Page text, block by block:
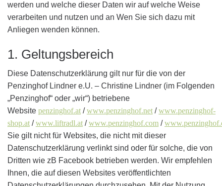
werden und welche dieser Daten wir auf welche Weise
verarbeiten und nutzen und an Wen Sie sich dazu mit
Anliegen wenden können.
1. Geltungsbereich
Diese Datenschutzerklärung gilt nur für die von der
Penzinghof Lindner e.U. – Christine Lindner (im Folgenden
„Penzinghof“ oder „wir“) betriebene
Website penzinghof.at /www.penzinghof.net /www.penzinghof-
shop.at /www.liftradl.at /www.penzinghof.com /
Sie gilt nicht für Websites, die nicht mit dieser
Datenschutzerklärung verlinkt sind oder für solche, die von
Dritten wie zB Facebook betrieben werden. Wir empfehlen
Ihnen, die auf diesen Websites veröffentlichten